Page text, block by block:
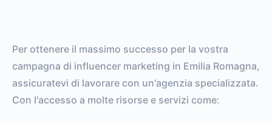
Per ottenere il massimo successo per la vostra
campagna di influencer marketing in Emilia Romagna,
assicuratevi di lavorare con un'agenzia specializzata.
Con l'accesso a molte risorse e servizi come: